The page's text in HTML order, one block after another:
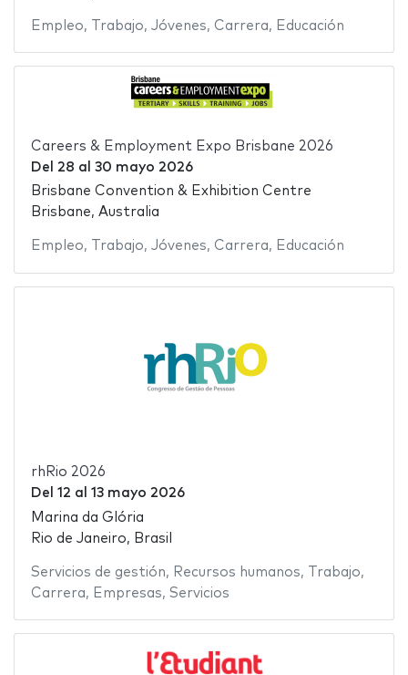
Empleo, Trabajo, Jóvenes, Carrera, Educación
Careers & Employment Expo Brisbane 2026
Del 28 al 30 mayo 2026
Brisbane Convention & Exhibition Centre
Brisbane, Australia
Empleo, Trabajo, Jóvenes, Carrera, Educación
rhRio 2026
Del 12 al 13 mayo 2026
Marina da Glória
Rio de Janeiro, Brasil
Servicios de gestión, Recursos humanos, Trabajo,
Carrera, Empresas, Servicios